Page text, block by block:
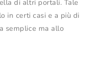
di altri portali. Tale
in certi casi e a più di
semplice ma allo